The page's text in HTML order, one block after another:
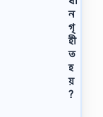
ন
গৃ
হী
ত
হ
য়
?